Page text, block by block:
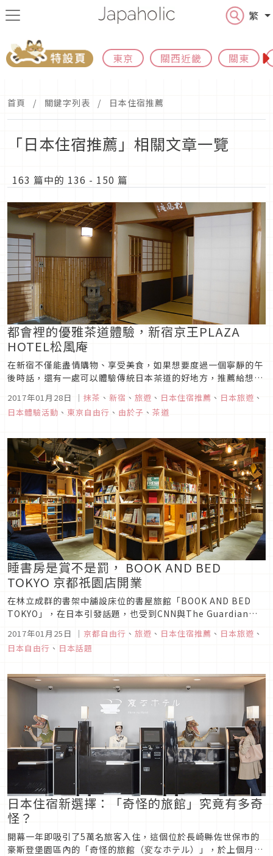
繁
東京 關西近畿 關東
首頁 關鍵字列表 日本住宿推薦
「日本住宿推薦」相關文章一覽
163 篇中的 136 - 150 篇
都會裡的優雅茶道體驗，新宿京王PLAZA
HOTEL松風庵
在新宿不僅能盡情購物、享受美食，如果想要度過一個寧靜的午
後時話，還有一處可以體驗傳統日本茶道的好地方，推薦給想要
瞭解日本茶道文化，或想品嚐傳統抹茶的旅人。
2017年01月28日 ｜ 抹茶 、 新宿 、 旅遊 、 日本住宿推薦 、 日本旅遊 、
日本體驗活動 、 東京自由行 、 由於子 、 茶道
睡書房是賞不是罰， BOOK AND BED
TOKYO 京都祇園店開業
在林立成群的書架中舖設床位的書屋旅館「BOOK AND BED
TOKYO」，在日本引發話題，也受到CNN與The Guardian等
來，榮登東京新文化的寵兒，持續受到關愛的眼神。這樣類似家
庭旅館的第二間店，12月2日在引頸期盼之下於京都祇...
2017年01月25日 ｜ 京都自由行 、 旅遊 、 日本住宿推薦 、 日本旅遊 、
日本自由行 、 日本話題
日本住宿新選擇：「奇怪的旅館」究竟有多奇
怪？
開幕一年即吸引了5萬名旅客入住，這個位於長崎縣佐世保市的
豪斯登堡園區內的「奇怪的旅館（変なホテル）」，於上個月17